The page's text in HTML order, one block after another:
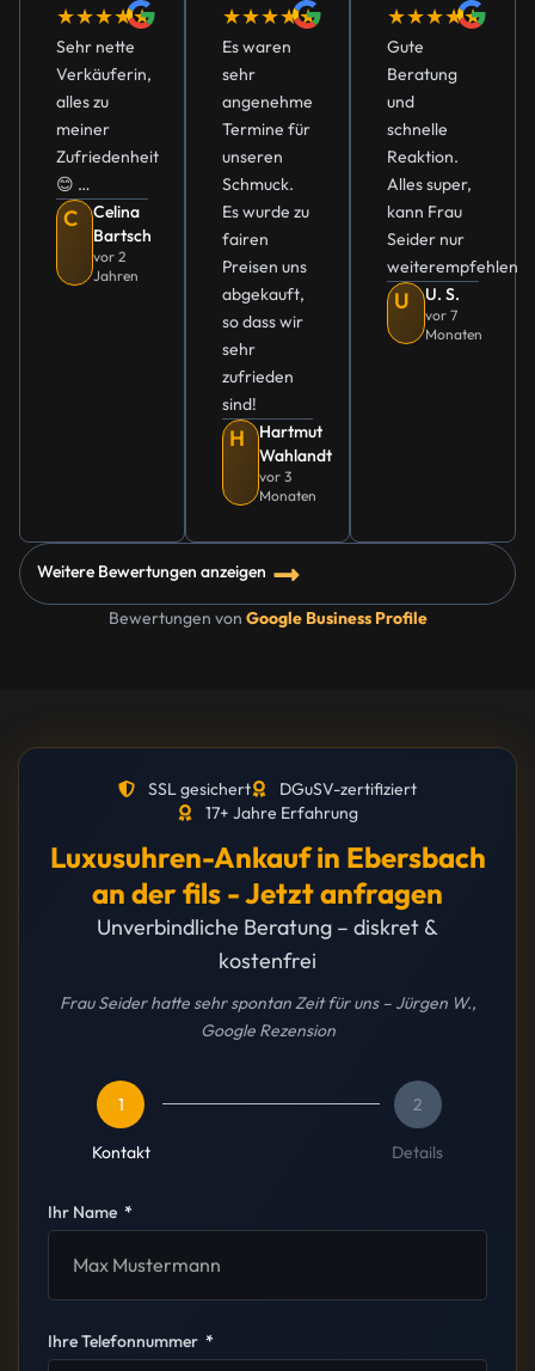
★★★★★
Sehr nette
Verkäuferin,
alles zu
meiner
Zufriedenheit
😊 …
C
Celina
Bartsch
vor 2
Jahren
★★★★★
Es waren
sehr
angenehme
Termine für
unseren
Schmuck.
Es wurde zu
fairen
Preisen uns
abgekauft,
so dass wir
sehr
zufrieden
sind!
H
Hartmut
Wahlandt
vor 3
Monaten
★★★★★
Gute
Beratung
und
schnelle
Reaktion.
Alles super,
kann Frau
Seider nur
weiterempfehlen
U U. S.
vor 7
Monaten
Weitere Bewertungen anzeigen
Bewertungen von Google Business Profile
SSL gesichert
DGuSV-zertifiziert
17+ Jahre Erfahrung
Luxusuhren-Ankauf in Ebersbach
an der fils - Jetzt anfragen
Unverbindliche Beratung – diskret &
kostenfrei
Frau Seider hatte sehr spontan Zeit für uns – Jürgen W.,
Google Rezension
1
Kontakt
2
Details
Ihr Name
Ihre Telefonnummer